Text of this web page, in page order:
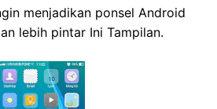
menjadikan ponsel Android
lebih pintar Ini Tampilan.